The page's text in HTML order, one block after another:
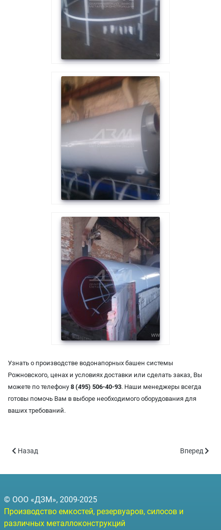
Узнать о производстве водонапорных башен системы
Рожновского, ценах и условиях доставки или сделать заказ, Вы
можете по телефону 8 (495) 506-40-93. Наши менеджеры всегда
готовы помочь Вам в выборе необходимого оборудования для
ваших требований.
Предыдущий: Водонапорная башня Рожновского БВ-50 - объём
Назад Следующий:
Вперед
© ООО «ДЗМ», 2009-2025
Производство емкостей, резервуаров, силосов и
различных металлоконструкций